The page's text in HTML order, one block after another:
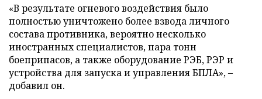
«В результате огневого воздействия было
полностью уничтожено более взвода личного
состава противника, вероятно несколько
иностранных специалистов, пара тонн
боеприпасов, а также оборудование РЭБ, РЭР и
устройства для запуска и управления БПЛА», –
добавил он.